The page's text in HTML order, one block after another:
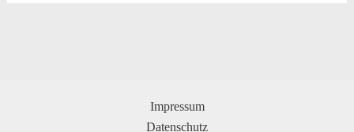
Impressum
Datenschutz